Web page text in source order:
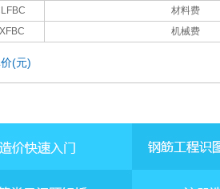
材料费
机械费
(元)